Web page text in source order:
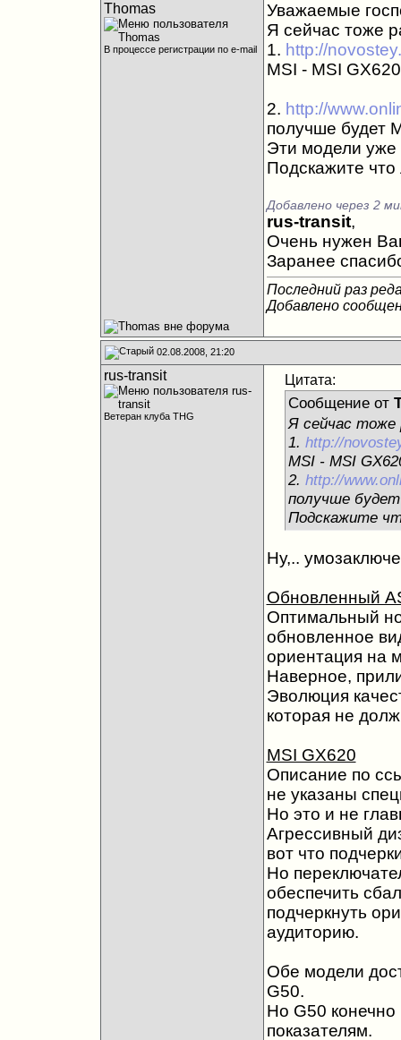
Thomas
В процессе регистрации по e-mail
Уважаемые
Я сейчас тоже
1. http://
MSI - MSI
2. http://
получше будет
Эти модели уже
Подскажите
Добавлено через 2
rus-transit,
Очень нужен
Заранее
Последний раз
Добавлено
02.08.2008, 21:20
rus-transit
Ветеран клуба THG
Цитата:
Сообщение от
Я сейчас тоже
1. http://
MSI - MSI
2. http://
получше
Подскажите
Ну,..
Обновленный
Оптимальный
обновленное
ориентация на
Наверное,
Эволюция
которая не
MSI GX620
Описание по
не указаны
Но это и не
Агрессивный
вот что
Но
обеспечить
подчеркнуть
аудиторию.
Обе модели
G50.
Но G50 конечно
показателям.